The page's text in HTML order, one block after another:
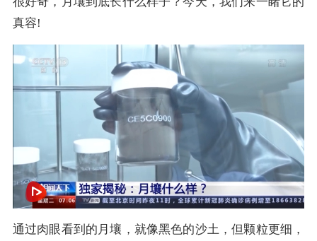
真容!
通过肉眼看到的月壤，就像黑色的沙土，但颗粒更细，